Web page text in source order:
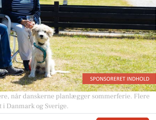
når danskerne planlægger sommerferie. Flere
Danmark og Sverige.